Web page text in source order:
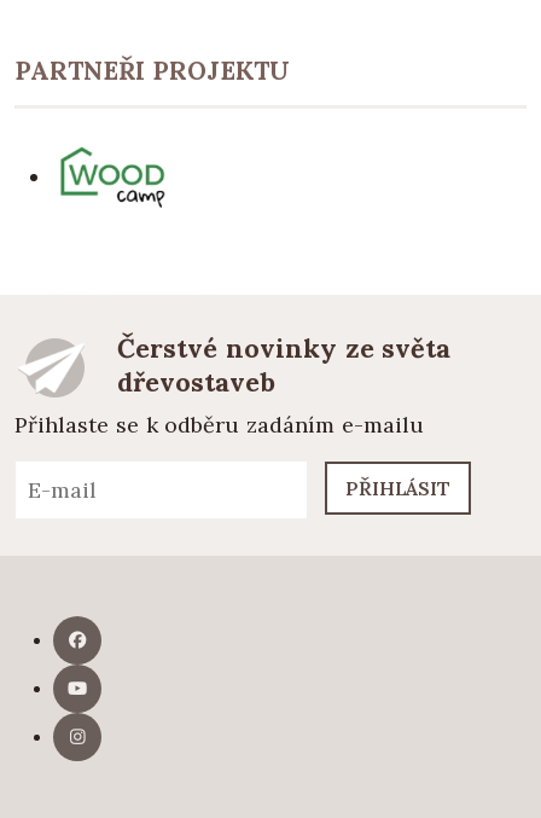
PARTNEŘI PROJEKTU
Čerstvé novinky ze světa
dřevostaveb
Přihlaste se k odběru zadáním e-mailu
PŘIHLÁSIT